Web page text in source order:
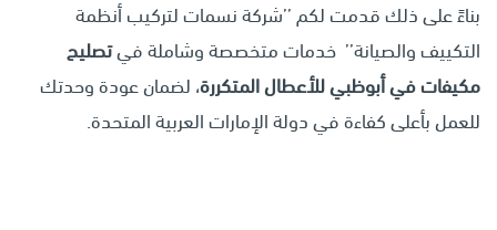
بناءً على ذلك قدمت لكم ’’شركة نسمات لتركيب أنظمة
التكييف والصيانة’’ خدمات متخصصة وشاملة فيتصليح
مكيفات في أبوظبي للأعطال المتكررة، لضمان عودة وحدتك
للعمل بأعلى كفاءة في دولة الإمارات العربية المتحدة.